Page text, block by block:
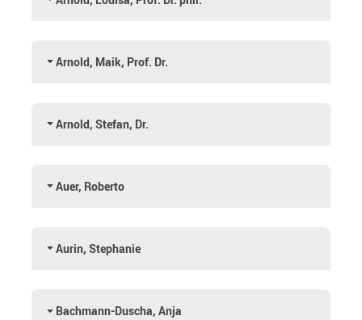
Arnold, Maik, Prof. Dr.
Arnold, Stefan, Dr.
Auer, Roberto
Aurin, Stephanie
Bachmann-Duscha, Anja